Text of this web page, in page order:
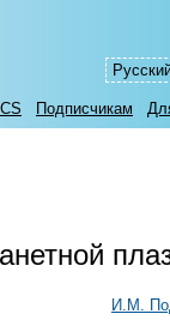
Подписчикам
И.М.